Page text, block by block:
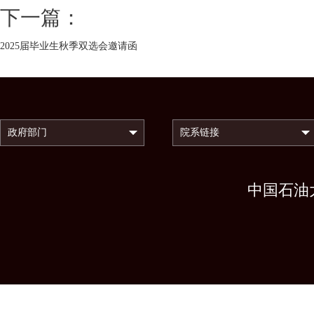
下一篇：
2025届毕业生秋季双选会邀请函
中国石